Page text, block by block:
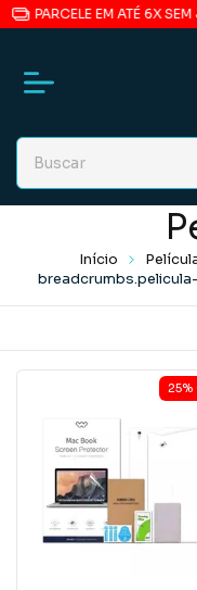
PARCELE EM ATÉ 6X SEM
Início
25%